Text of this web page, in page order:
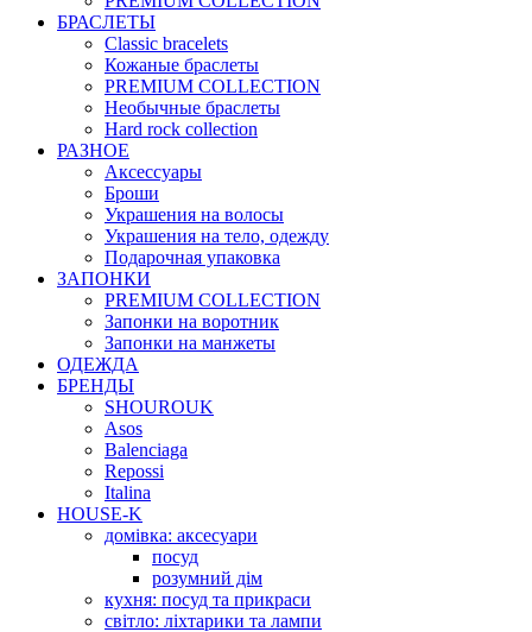
БРАСЛЕТЫ
Classic bracelets
Кожаные браслеты
PREMIUM COLLECTION
Необычные браслеты
Hard rock collection
РАЗНОЕ
Аксессуары
Броши
Украшения на волосы
Украшения на тело, одежду
Подарочная упаковка
ЗАПОНКИ
PREMIUM COLLECTION
Запонки на воротник
Запонки на манжеты
ОДЕЖДА
БРЕНДЫ
SHOUROUK
Asos
Balenciaga
Repossi
Italina
HOUSE-K
домівка: аксесуари
посуд
розумний дім
кухня: посуд та прикраси
світло: ліхтарики та лампи